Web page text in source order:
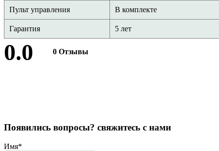
Пульт управления В комплекте
Гарантия 5 лет
0.0 0 Отзывы
Появились вопросы? свяжитесь с нами
Имя*